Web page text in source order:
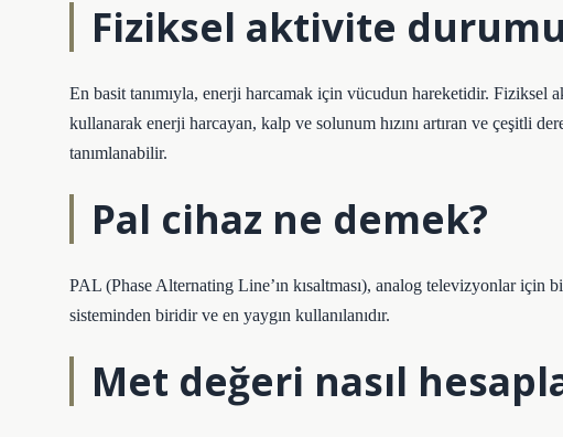
Fiziksel aktivite
En basit tanımıyla, enerji harcamak için vücudun hareketidir. Fiziksel
kullanarak enerji harcayan, kalp ve solunum hızını artıran ve çeşitli
tanımlanabilir.
Pal cihaz ne demek?
PAL (Phase Alternating Line’ın kısaltması), analog televizyonlar için
sisteminden biridir ve en yaygın kullanılanıdır.
Met değeri nasıl